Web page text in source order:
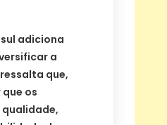
adiciona
a
que,
os